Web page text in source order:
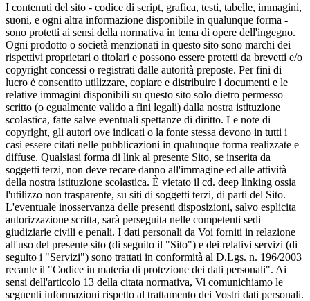
I contenuti del sito - codice di script, grafica, testi, tabelle, immagini,
suoni, e ogni altra informazione disponibile in qualunque forma -
sono protetti ai sensi della normativa in tema di opere dell'ingegno.
Ogni prodotto o società menzionati in questo sito sono marchi dei
rispettivi proprietari o titolari e possono essere protetti da brevetti e/o
copyright concessi o registrati dalle autorità preposte. Per fini di
lucro è consentito utilizzare, copiare e distribuire i documenti e le
relative immagini disponibili su questo sito solo dietro permesso
scritto (o egualmente valido a fini legali) dalla nostra istituzione
scolastica, fatte salve eventuali spettanze di diritto. Le note di
copyright, gli autori ove indicati o la fonte stessa devono in tutti i
casi essere citati nelle pubblicazioni in qualunque forma realizzate e
diffuse. Qualsiasi forma di link al presente Sito, se inserita da
soggetti terzi, non deve recare danno all'immagine ed alle attività
della nostra istituzione scolastica. È vietato il cd. deep linking ossia
l'utilizzo non trasparente, su siti di soggetti terzi, di parti del Sito.
L'eventuale inosservanza delle presenti disposizioni, salvo esplicita
autorizzazione scritta, sarà perseguita nelle competenti sedi
giudiziarie civili e penali. I dati personali da Voi forniti in relazione
all'uso del presente sito (di seguito il "Sito") e dei relativi servizi (di
seguito i "Servizi") sono trattati in conformità al D.Lgs. n. 196/2003
recante il "Codice in materia di protezione dei dati personali". Ai
sensi dell'articolo 13 della citata normativa, Vi comunichiamo le
seguenti informazioni rispetto al trattamento dei Vostri dati personali.